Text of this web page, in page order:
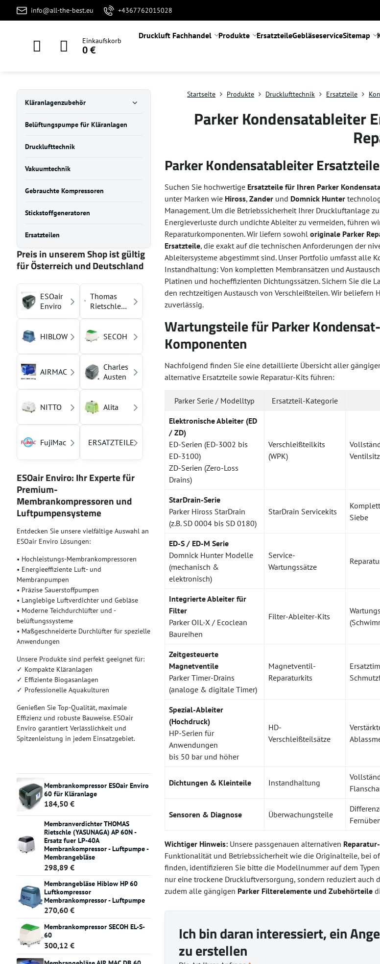
info@all-the-best.eu +4367762015028
Einkaufskorb
0 €
Druckluft Fachhandel Produkte ErsatzteileGebläseserviceSitemap
Startseite Produkte Drucklufttechnik Ersatzteile
Parker Kondensatableiter
Parker Kondensatableiter
Suchen Sie hochwertige Ersatzteile für Ihren Parker
unter Marken wie Hiross,Zander und Domnick Hunter
Management. Um die Betriebssicherheit Ihrer Druckluftanlage
Energieverluste durch undichte Ableiter zu vermeiden, führen
Reparaturkomponenten. Wir liefern sowohloriginale Parker
Ersatzteile, die exakt auf die technischen Anforderungen der
Ableitersysteme abgestimmt sind. Unser Portfolio umfasst alle
Instandhaltung: Von kompletten Membransätzen und
Platinen und hocheffizienten Dichtungssätzen. Sichern Sie die
den rechtzeitigen Austausch von Verschleißteilen. Wir
zuverlässig.
Wartungsteile für Parker
Komponenten
Nachfolgend finden Sie eine detaillierte Übersicht aller
alternative Ersatzteile sowie Reparatur-Kits führen:
Parker Serie / Modelltyp Ersatzteil-Kategorie
Elektronische Ableiter (ED
/ ZD)
ED-Serien (ED-3002 bis
ED-3100)
ZD-Serien (Zero-Loss
Drains)
Verschleißteilkits
(WPK)
StarDrain-Serie
Parker Hiross StarDrain
(z.B. SD 0004 bis SD 0180)
StarDrain Servicekits
Siebe
ED-S / ED-M Serie
Domnick Hunter Modelle
(mechanisch &
elektronisch)
Service-
Wartungssätze
Integrierte Ableiter für
Filter
Parker OIL-X / Ecoclean
Baureihen
Filter-Ableiter-Kits
Zeitgesteuerte
Magnetventile
Parker Timer-Drains
(analoge & digitale Timer)
Magnetventil-
Reparaturkits
Spezial-Ableiter
(Hochdruck)
HP-Serien für
Anwendungen
bis 50 bar und höher
HD-
Verschleißteilsätze
Dichtungen & Kleinteile Instandhaltung
Sensoren & Diagnose Überwachungsteile
Wichtiger Hinweis: Unsere passgenauen alternativen
Funktionalität und Betriebssicherheit wie die Originalteile, bei
finden, identifizieren Sie bitte die Modellnummer auf dem
nur eine trockene Druckluftversorgung, sondern reduziert auch
zudem alle gängigen Parker Filterelemente und Zubehörteile
Ich bin daran interessiert, ein
zu erstellen
Kläranlagenzubehör
Belüftungspumpe für Kläranlagen
Drucklufttechnik
Vakuumtechnik
Gebrauchte Kompressoren
Stickstoffgeneratoren
Ersatzteilen
Preis in unserem Shop ist gültig
für Österreich und Deutschland
ESOair
Enviro
Thomas
Rietschle
(YASUNAGA)
HIBLOW SECOH
AIRMAC
Charles
Austen
NITTO Alita
FujiMac ERSATZTEILE
ESOair Enviro: Ihr Experte für
Premium-
Membrankompressoren und
Luftpumpensysteme
Entdecken Sie unsere vielfältige Auswahl an
ESOair Enviro Lösungen:
• Hochleistungs-Membrankompressoren
• Energieeffiziente Luft- und
Membranpumpen
• Präzise Sauerstoffpumpen
• Langlebige Luftverdichter und Gebläse
• Moderne Teichdurchlüfter und -
belüftungssysteme
• Maßgeschneiderte Durchlüfter für spezielle
Anwendungen
Unsere Produkte sind perfekt geeignet für:
✓ Kompakte Kläranlagen
✓ Effiziente Biogasanlagen
✓ Professionelle Aquakulturen
Genießen Sie Top-Qualität, maximale
Effizienz und robuste Bauweise. ESOair
Enviro garantiert Verlässlichkeit und
Spitzenleistung in jedem Einsatzgebiet.
Membrankompressor ESOair Enviro
60 für Kläranlage
184,50 €
Membranverdichter THOMAS
Rietschle (YASUNAGA) AP 60N -
Ersatz fuer LP-40A
Membrankompressor - Luftpumpe -
Membrangebläse
298,89 €
Membrangebläse Hiblow HP 60
Luftkompressor
Membrankompressor - Luftpumpe
270,60 €
Membrankompressor SECOH EL-S-
60
300,12 €